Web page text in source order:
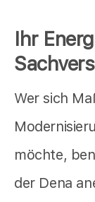
Ihr
Wer sich
möchte,
der Dena